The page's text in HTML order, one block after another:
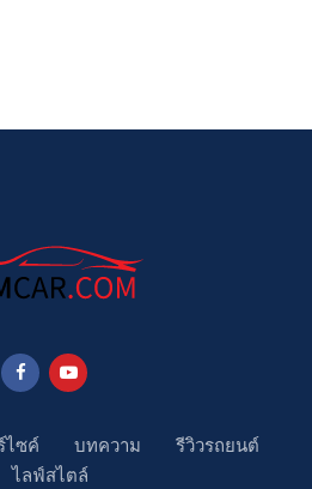
ไซค์ บทความ
รีวิวรถยนต์
ไลฟ์สไตล์